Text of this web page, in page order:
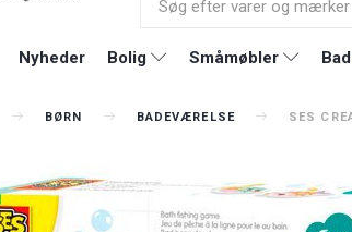
Nyheder Bolig Småmøbler
BØRN BADEVÆRELSE SES